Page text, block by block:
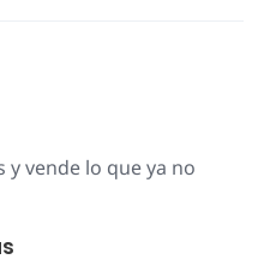
vende lo que ya no